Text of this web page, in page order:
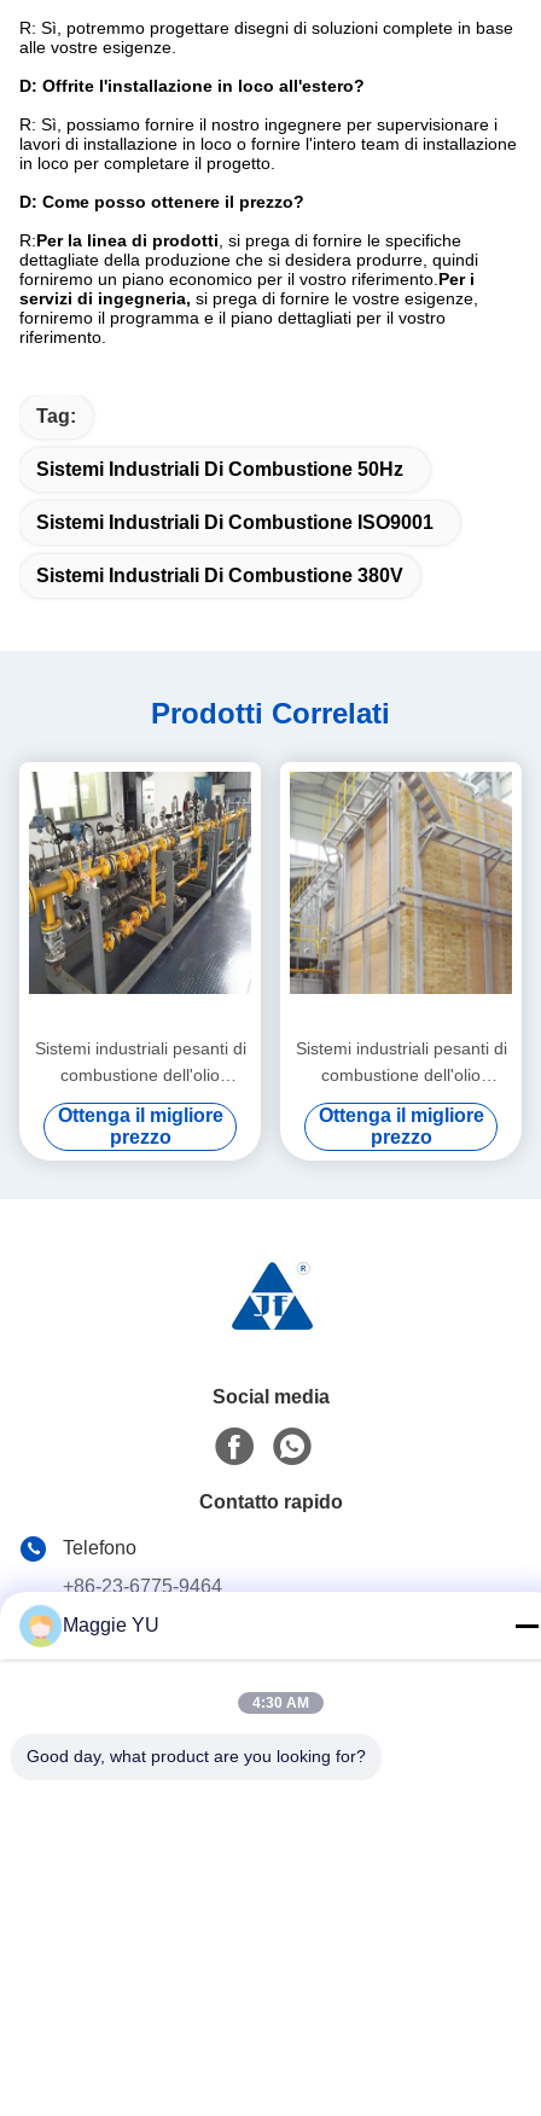
R: Sì, potremmo progettare disegni di soluzioni complete in base
alle vostre esigenze.
D: Offrite l'installazione in loco all'estero?
R: Sì, possiamo fornire il nostro ingegnere per supervisionare i
lavori di installazione in loco o fornire l'intero team di installazione
in loco per completare il progetto.
D: Come posso ottenere il prezzo?
R:Per la linea di prodotti , si prega di fornire le specifiche
dettagliate della produzione che si desidera produrre, quindi
forniremo un piano economico per il vostro riferimento. Per i
servizi di ingegneria, si prega di fornire le vostre esigenze,
forniremo il programma e il piano dettagliati per il vostro
riferimento.
Tag:
Sistemi Industriali Di Combustione 50Hz
Sistemi Industriali Di Combustione ISO9001
Sistemi Industriali Di Combustione 380V
Prodotti Correlati
Sistemi industriali pesanti di
combustione dell'olio
ISO9001 50Hz
Ottenga il migliore
prezzo
Sistemi industriali pesanti di
combustione dell'olio
ISO14001 50Hz
Ottenga il migliore
prezzo
Social media
Contatto rapido
Telefono
+86-23-6775-9464
E-mail
4FL, B3 Saturn Builing, strada della stella di no. 98, nuova
zona del nord, Chongqing, Cina
Maggie YU
4:30 AM
Good day, what product are you looking for?